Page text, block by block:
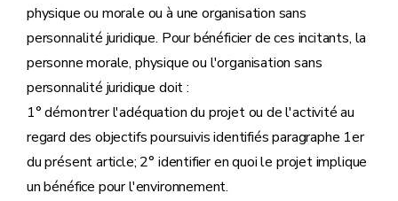
physique ou morale ou à une organisation sans
personnalité juridique. Pour bénéficier de ces incitants, la
personne morale, physique ou l'organisation sans
personnalité juridique doit :
1° démontrer l'adéquation du projet ou de l'activité au
regard des objectifs poursuivis identifiés paragraphe 1er
du présent article; 2° identifier en quoi le projet implique
un bénéfice pour l'environnement.